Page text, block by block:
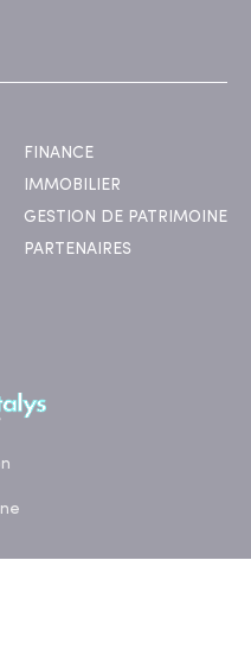
FINANCE
IMMOBILIER
GESTION DE PATRIMOINE
PARTENAIRES